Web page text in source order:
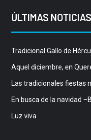
ÚLTIMAS NOTICIAS
Tradicional Gallo de
Aquel diciembre, en
Las tradicionales fiestas
En busca de la navidad
Luz viva